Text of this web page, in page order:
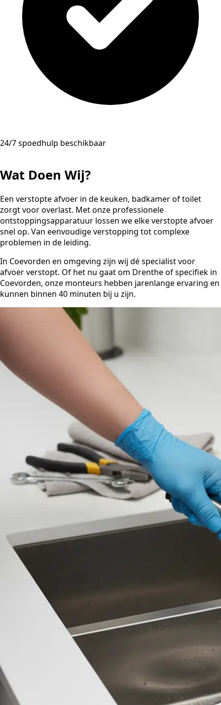
24/7 spoedhulp beschikbaar
Wat Doen Wij?
Een verstopte afvoer in de keuken, badkamer of toilet
zorgt voor overlast. Met onze professionele
ontstoppingsapparatuur lossen we elke verstopte afvoer
snel op. Van eenvoudige verstopping tot complexe
problemen in de leiding.
In Coevorden en omgeving zijn wij dé specialist voor
afvoer verstopt. Of het nu gaat om Drenthe of specifiek in
Coevorden, onze monteurs hebben jarenlange ervaring en
kunnen binnen 40 minuten bij u zijn.